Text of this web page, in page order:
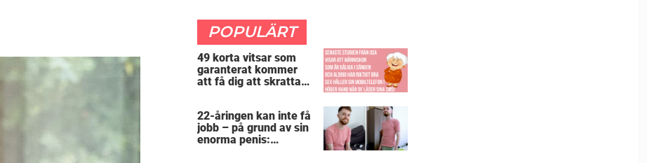
POPULÄRT
49 korta vitsar som
garanterat kommer
att få dig att skratta
22-åringen kan inte få
jobb – på grund av sin
enorma penis: